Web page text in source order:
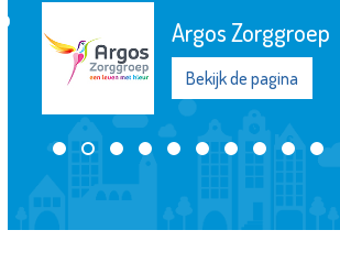
Zwembad
Groenoord
Bekijk de pagina